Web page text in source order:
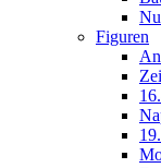
Figuren